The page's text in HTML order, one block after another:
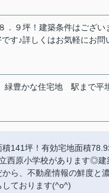
．９坪！建築条件はござ
す♪詳しくはお気軽にお問
緑豊かな住宅地 駅まで平
積141坪！有効宅地面積
西原小学校があります◎
ら、不動産情報の鮮度
ております(^o^)